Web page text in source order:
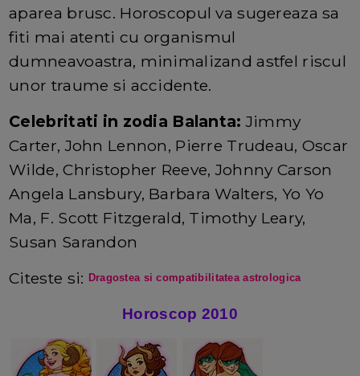
aparea brusc. Horoscopul va sugereaza sa
fiti mai atenti cu organismul
dumneavoastra, minimalizand astfel riscul
unor traume si accidente.
Celebritati in zodia Balanta: Jimmy
Carter, John Lennon, Pierre Trudeau, Oscar
Wilde, Christopher Reeve, Johnny Carson
Angela Lansbury, Barbara Walters, Yo Yo
Ma, F. Scott Fitzgerald, Timothy Leary,
Susan Sarandon
Citeste si: Dragostea si compatibilitatea astrologica
Horoscop 2010